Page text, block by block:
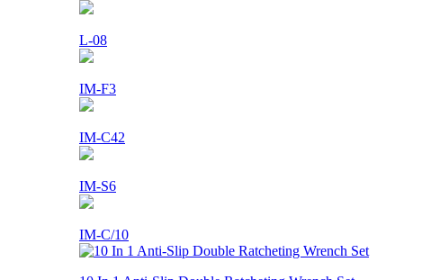
L-08
IM-F3
IM-C42
IM-S6
IM-C/10